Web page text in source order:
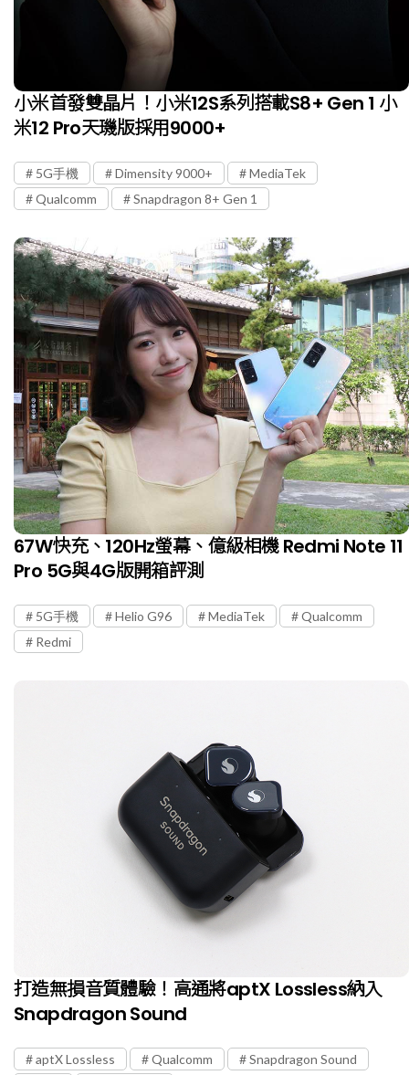
小米首發雙晶片！小米12S系列搭載S8+ Gen 1 小
米12 Pro天璣版採用9000+
5G手機 Dimensity 9000+
MediaTek
Qualcomm
Snapdragon 8+ Gen 1
67W快充、120Hz螢幕、億級相機 Redmi Note 11
Pro 5G與4G版開箱評測
5G手機 Helio G96 MediaTek
Qualcomm
Redmi
打造無損音質體驗！高通將aptX Lossless納入
Snapdragon Sound
aptX Lossless Qualcomm
Snapdragon Sound